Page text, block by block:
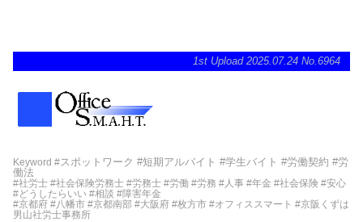
1st Upload 2025.07.24 No.6964
Keyword #スポットワーク #短期アルバイト #学生バイト #労働契約 #労
働法
#社労士 #社会保険労務士 #労務士 #労働 #労務 #人事 #年金 #社会保険 #安心
#どうしたらいい #相談 #障害年金
#京都府 #八幡市 #京都南部 #大阪府 #枚方市 #オフィススマート #京阪くずは
男山社労士事務所